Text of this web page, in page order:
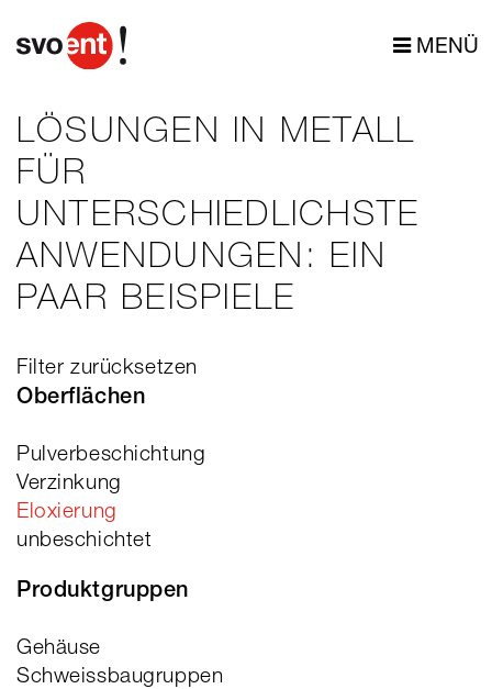
MENÜ
LÖSUNGEN IN METALL
FÜR
UNTERSCHIEDLICHSTE
ANWENDUNGEN: EIN
PAAR BEISPIELE
Filter zurücksetzen
Oberflächen
Pulverbeschichtung
Verzinkung
Eloxierung
unbeschichtet
Produktgruppen
Gehäuse
Schweissbaugruppen